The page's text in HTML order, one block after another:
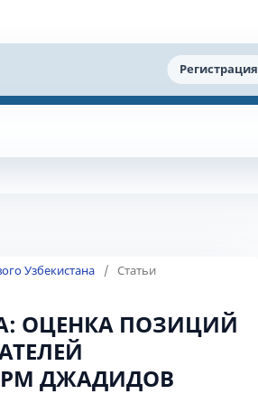
Регистрация
Узбекистана / Статьи
ОЦЕНКА ПОЗИЦИЙ
ДЖАДИДОВ